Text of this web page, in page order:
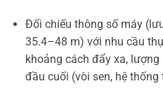
Đối chiếu thông số máy
35.4–48 m) với nhu cầu
khoảng cách đẩy xa,
đầu cuối (vòi sen, hệ